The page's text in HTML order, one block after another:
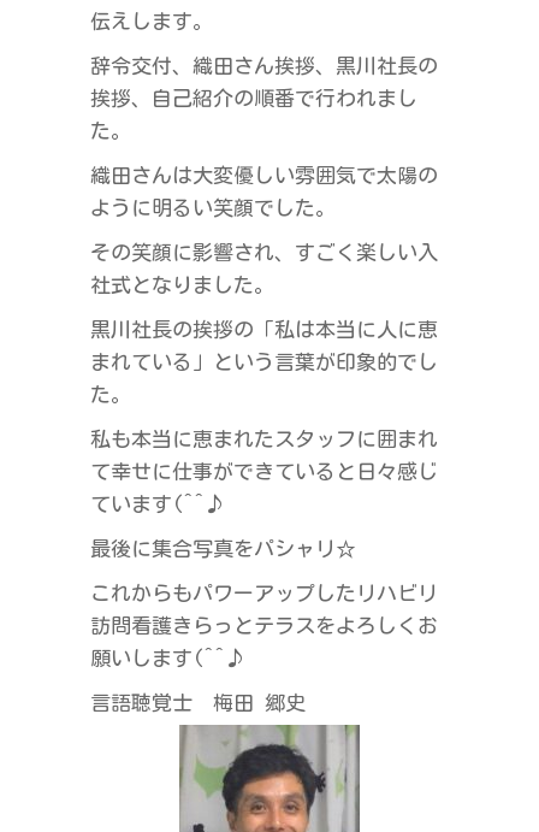
伝えします。
辞令交付、織田さん挨拶、黒川社長の
挨拶、自己紹介の順番で行われまし
た。
織田さんは大変優しい雰囲気で太陽の
ように明るい笑顔でした。
その笑顔に影響され、すごく楽しい入
社式となりました。
黒川社長の挨拶の「私は本当に人に恵
まれている」という言葉が印象的でし
た。
私も本当に恵まれたスタッフに囲まれ
て幸せに仕事ができていると日々感じ
ています(^^♪
最後に集合写真をパシャリ☆
これからもパワーアップしたリハビリ
訪問看護きらっとテラスをよろしくお
願いします(^^♪
言語聴覚士 梅田 郷史